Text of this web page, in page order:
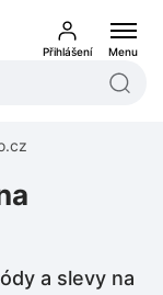
Přihlášení Menu
a slevy na